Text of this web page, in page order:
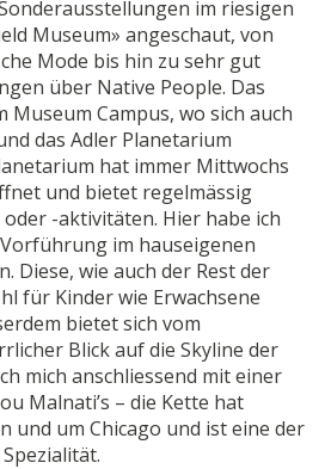
im riesigen
Museum» angeschaut, von
Mode bis hin zu sehr gut
über Native People. Das
Museum Campus, wo sich auch
das Adler Planetarium
hat immer Mittwochs
und bietet regelmässig
-aktivitäten. Hier habe ich
im hauseigenen
Diese, wie auch der Rest der
für Kinder wie Erwachsene
bietet sich vom
Blick auf die Skyline der
mich anschliessend mit einer
Malnati’s – die Kette hat
und um Chicago und ist eine der